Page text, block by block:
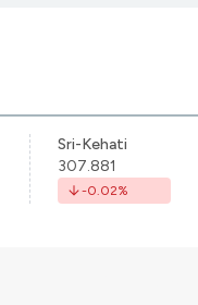
Sri-Kehati
307.881
-0.02%